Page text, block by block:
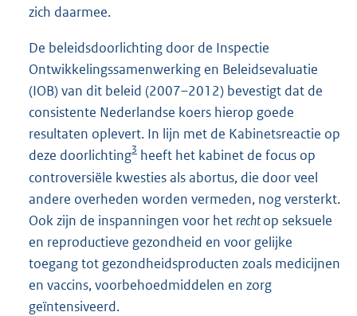
zich daarmee.
De beleidsdoorlichting door de Inspectie
Ontwikkelingssamenwerking en Beleidsevaluatie
(IOB) van dit beleid (2007–2012) bevestigt dat de
consistente Nederlandse koers hierop goede
resultaten oplevert. In lijn met de Kabinetsreactie op
deze doorlichting3 heeft het kabinet de focus op
controversiële kwesties als abortus, die door veel
andere overheden worden vermeden, nog versterkt.
Ook zijn de inspanningen voor het rechtop seksuele
en reproductieve gezondheid en voor gelijke
toegang tot gezondheidsproducten zoals medicijnen
en vaccins, voorbehoedmiddelen en zorg
geïntensiveerd.